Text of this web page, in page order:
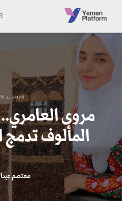
2, 2026
مروى
المألوف تدمج
معتصم